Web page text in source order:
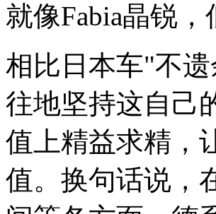
就像Fabia晶锐
相比日本车"不
往地坚持这自己
值上精益求精，
值。换句话说，